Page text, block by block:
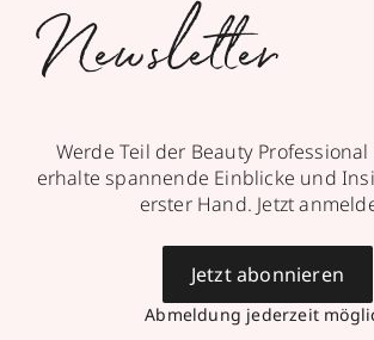
Newsletter
Werde Teil der Beauty
erhalte spannende Einblicke und
erster Hand. Jetzt
Abmeldung jederzeit
Jetzt abonnieren